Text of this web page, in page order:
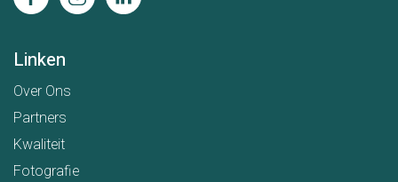
Linken
Over Ons
Partners
Kwaliteit
Fotografie